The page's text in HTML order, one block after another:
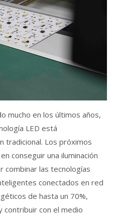
mucho en los últimos años,
LED está
tradicional. Los próximos
conseguir una iluminación
combinar las tecnologías
conectados en red
de hasta un 70%,
contribuir con el medio